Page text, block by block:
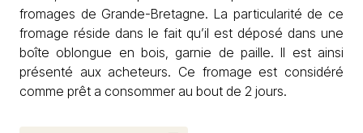
fromages de Grande-Bretagne. La particularité de ce
fromage réside dans le fait qu’il est déposé dans une
boîte oblongue en bois, garnie de paille. Il est ainsi
présenté aux acheteurs. Ce fromage est considéré
comme prêt a consommer au bout de 2 jours.